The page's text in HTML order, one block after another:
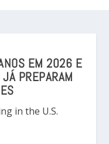
EM 2026 E
JÁ PREPARAM
in the U.S.